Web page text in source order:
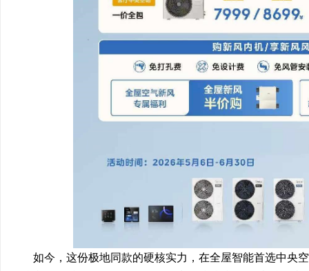
如今，这份极地同款的硬核实力，在全屋智能首选中央